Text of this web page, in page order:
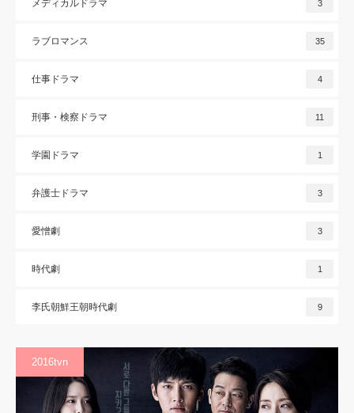
メディカルドラマ 3
ラブロマンス 35
仕事ドラマ 4
刑事・検察ドラマ 11
学園ドラマ 1
弁護士ドラマ 3
愛憎劇 3
時代劇 1
李氏朝鮮王朝時代劇 9
2016tvn